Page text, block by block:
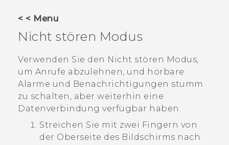
UNTERSTÜTZUNG
HTC-Geräte und Zubehör
Anmelden
< < Menu
Nicht stören Modus
Verwenden Sie den Nicht stören Modus,
um Anrufe abzulehnen, und hörbare
Alarme und Benachrichtigungen stumm
zu schalten, aber weiterhin eine
Datenverbindung verfügbar haben.
Streichen Sie mit zwei Fingern von
der Oberseite des Bildschirms nach